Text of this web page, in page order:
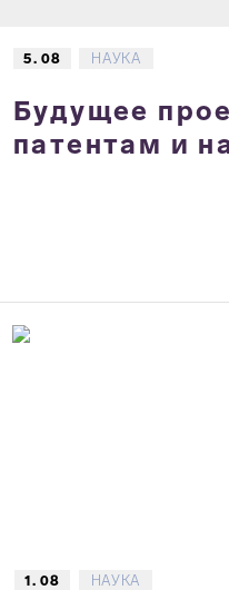
5. 08 НАУКА
Будущее
патентам и
1. 08 НАУКА